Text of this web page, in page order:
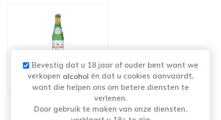
PANNA 24X25CL
€16,65
Bevestig dat u 18 jaar of ouder bent want we
verkopen alcohol én dat u cookies aanvaardt,
want die helpen ons om betere diensten te
verlenen.
Door gebruik te maken van onze diensten,